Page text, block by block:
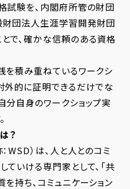
試験を、内閣府所管の財団
財団法人生涯学習開発財団
で、確かな信頼のある資格
を積み重ねているワークシ
外的に証明できるだけでな
分自身のワークショップ実
？
WSD）は、人と人とのコミ
いける専門家として、「共
持ち、コミュニケーション